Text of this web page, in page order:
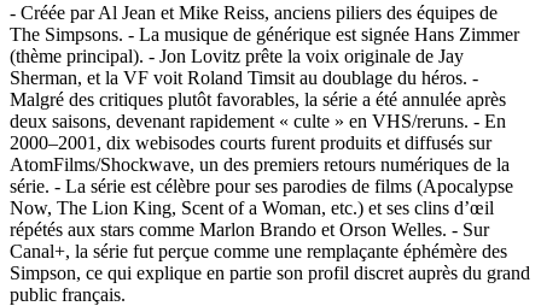
- Créée par Al Jean et Mike Reiss, anciens piliers des équipes de
The Simpsons. - La musique de générique est signée Hans Zimmer
(thème principal). - Jon Lovitz prête la voix originale de Jay
Sherman, et la VF voit Roland Timsit au doublage du héros. -
Malgré des critiques plutôt favorables, la série a été annulée après
deux saisons, devenant rapidement « culte » en VHS/reruns. - En
2000–2001, dix webisodes courts furent produits et diffusés sur
AtomFilms/Shockwave, un des premiers retours numériques de la
série. - La série est célèbre pour ses parodies de films (Apocalypse
Now, The Lion King, Scent of a Woman, etc.) et ses clins d’œil
répétés aux stars comme Marlon Brando et Orson Welles. - Sur
Canal+, la série fut perçue comme une remplaçante éphémère des
Simpson, ce qui explique en partie son profil discret auprès du grand
public français.